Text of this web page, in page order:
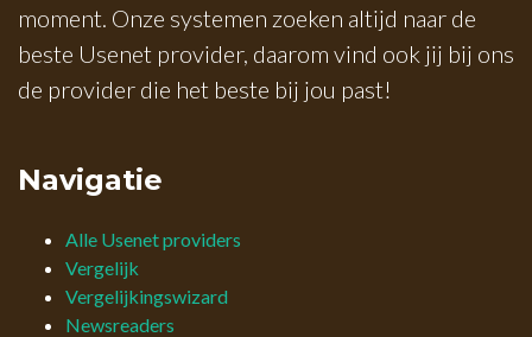
moment. Onze systemen zoeken altijd naar de
beste Usenet provider, daarom vind ook jij bij ons
de provider die het beste bij jou past!
Navigatie
Alle Usenet providers
Vergelijk
Vergelijkingswizard
Newsreaders